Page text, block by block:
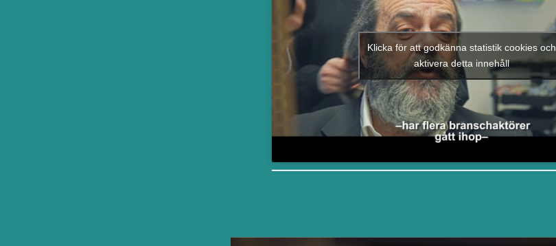
Klicka för att godkänna statistik cookies och
aktivera detta innehåll